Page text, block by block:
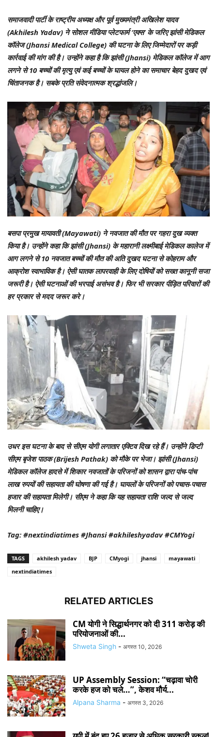
समाजवादी पार्टी के राष्ट्रीय अध्यक्ष और पूर्व मुख्यमंत्री अखिलेश यादव
(Akhilesh Yadav) ने सोशल मीडिया प्लेटफार्म ‘एक्स’ के जरिए झांसी मेडिकल
कॉलेज (Jhansi Medical College) की घटना के लिए जिम्मेदारों पर कड़ी
कार्रवाई की मांग की है। उन्होंने कहा है कि झांसी (Jhansi) मेडिकल कॉलेज में आग
लगने से 10 बच्चों की मृत्यु एवं कई बच्चों के घायल होने का समाचार बेहद दुखद एवं
चिंताजनक है। सबके प्रति संवेदनात्मक श्रद्धांजलि।
बसपा प्रमुख मायावती (Mayawati) ने नवजात की मौत पर गहरा दुख व्यक्त
किया है। उन्होंने कहा कि झांसी (Jhansi) के महारानी लक्ष्मीबाई मेडिकल कालेज में
आग लगने से 10 नवजात बच्चों की मौत की अति दुखद घटना से कोहराम और
आक्रोश स्वाभाविक है। ऐसी घातक लापरवाही के लिए दोषियों को सख्त कानूनी सजा
जरूरी है। ऐसी घटनाओं की भरपाई असंभव है। फिर भी सरकार पीड़ित परिवारों की
हर प्रकार से मदद जरूर करे।
उधर इस घटना के बाद से सीएम योगी लगातार एक्टिव दिख रहे हैं। उन्होंने डिप्टी
सीएम बृजेश पाठक (Brijesh Pathak) को मौके पर भेजा। झांसी (Jhansi)
मेडिकल कॉलेज हादसे में शिकार नवजातों के परिजनों को शासन द्वारा पांच-पांच
लाख रुपयों की सहायता की घोषणा की गई है। घायलों के परिजनों को पचास-पचास
हजार की सहायता मिलेगी। सीएम ने कहा कि यह सहायता राशि जल्द से जल्द
मिलनी चाहिए।
Tag: #nextindiatimes #Jhansi #akhileshyadav #CMYogi
TAGS akhilesh yadav BJP CMyogi jhansi
mayawati
nextindiatimes
RELATED ARTICLES
CM योगी ने सिद्धार्थनगर को दी 311 करोड़ की
परियोजनाओं की...
Shweta Singh - अगस्त 10, 2026
UP Assembly Session: “चढ़ावा चोरी
करके हज को चले…”, केशव मौर्य...
Alpana Sharma - अगस्त 3, 2026